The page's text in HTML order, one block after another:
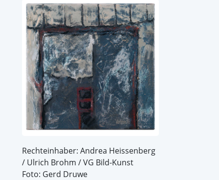
Rechteinhaber: Andrea Heissenberg
/ Ulrich Brohm / VG Bild-Kunst
Foto: Gerd Druwe